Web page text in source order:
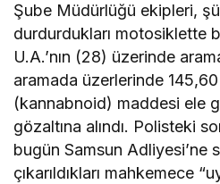
Şube Müdürlüğü ekipleri,
durdurdukları motosiklette
U.A.’nın (28) üzerinde
aramada üzerlerinde
(kannabnoid) maddesi ele
gözaltına alındı. Polisteki
bugün Samsun Adliyesi’ne
çıkarıldıkları mahkemece